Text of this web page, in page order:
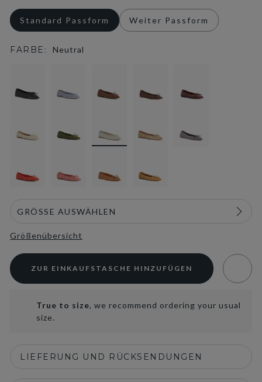
Standard Passform Weiter Passform
FARBE: Neutral
Größenübersicht
ZUR EINKAUFSTASCHE HINZUFÜGEN
True to size, we recommend ordering your usual
size.
LIEFERUNG UND RÜCKSENDUNGEN